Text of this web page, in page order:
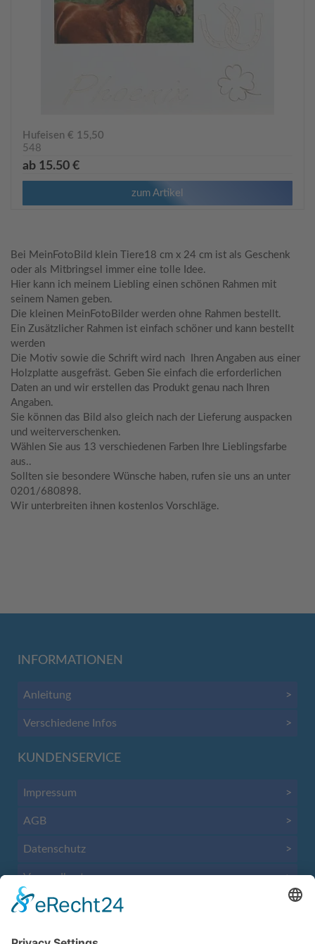
Hufeisen € 15,50
548
ab 15.50 €
zum Artikel
Bei MeinFotoBild klein Tiere18 cm x 24 cm ist als Geschenk
oder als Mitbringsel immer eine tolle Idee.
Hier kann ich meinem Liebling einen schönen Rahmen mit
seinem Namen geben.
Die kleinen MeinFotoBilder werden ohne Rahmen bestellt.
Ein Zusätzlicher Rahmen ist einfach schöner und kann bestellt
werden
Die Motiv sowie die Schrift wird nach Ihren Angaben aus einer
Holzplatte ausgefräst. Geben Sie einfach die erforderlichen
Daten an und wir erstellen das Produkt genau nach Ihren
Angaben.
Sie können das Bild also gleich nach der Lieferung auspacken
und weiterverschenken.
Wählen Sie aus 13 verschiedenen Farben Ihre Lieblingsfarbe
aus..
Sollten sie besondere Wünsche haben, rufen sie uns an unter
0201/680898.
Wir unterbreiten ihnen kostenlos Vorschläge.
INFORMATIONEN
Anleitung >
Verschiedene Infos >
KUNDENSERVICE
Impressum >
AGB >
Datenschutz >
Versandkosten >
Email